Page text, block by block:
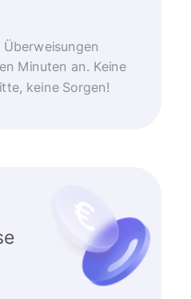
Minuten an. Keine
keine Sorgen!